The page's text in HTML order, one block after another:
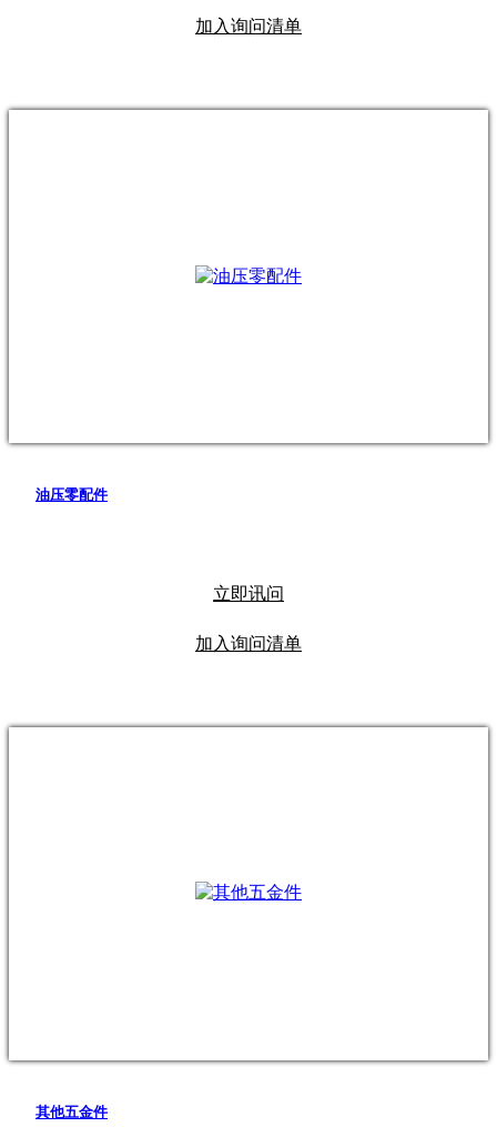
加入询问清单
油压零配件
立即讯问
加入询问清单
其他五金件